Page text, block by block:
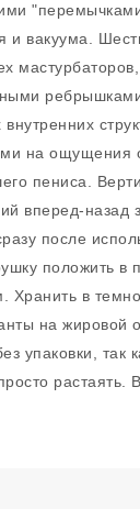
вакуума.
на ощущения
пениса.
назад
после
положить
Хранить в
на
упаковки,
растаять.